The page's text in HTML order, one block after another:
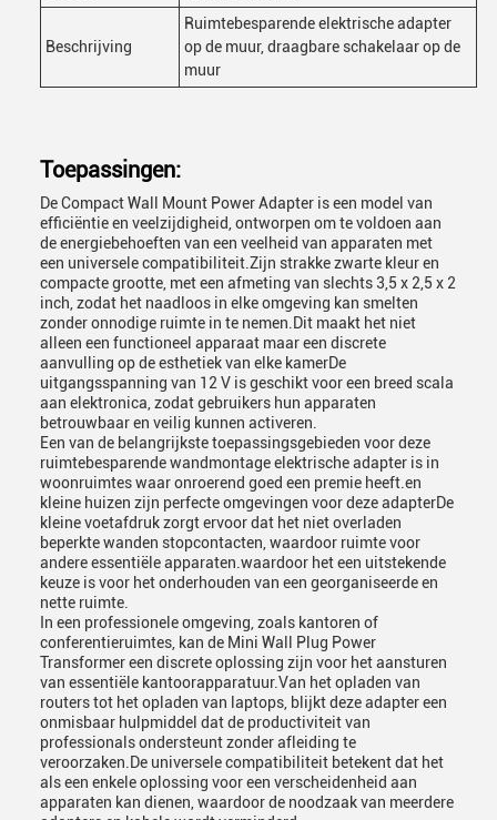
Beschrijving
Ruimtebesparende elektrische adapter
op de muur, draagbare schakelaar op de
muur
Toepassingen:
De Compact Wall Mount Power Adapter is een model van
efficiëntie en veelzijdigheid, ontworpen om te voldoen aan
de energiebehoeften van een veelheid van apparaten met
een universele compatibiliteit.Zijn strakke zwarte kleur en
compacte grootte, met een afmeting van slechts 3,5 x 2,5 x 2
inch, zodat het naadloos in elke omgeving kan smelten
zonder onnodige ruimte in te nemen.Dit maakt het niet
alleen een functioneel apparaat maar een discrete
aanvulling op de esthetiek van elke kamerDe
uitgangsspanning van 12 V is geschikt voor een breed scala
aan elektronica, zodat gebruikers hun apparaten
betrouwbaar en veilig kunnen activeren.
Een van de belangrijkste toepassingsgebieden voor deze
ruimtebesparende wandmontage elektrische adapter is in
woonruimtes waar onroerend goed een premie heeft.en
kleine huizen zijn perfecte omgevingen voor deze adapterDe
kleine voetafdruk zorgt ervoor dat het niet overladen
beperkte wanden stopcontacten, waardoor ruimte voor
andere essentiële apparaten.waardoor het een uitstekende
keuze is voor het onderhouden van een georganiseerde en
nette ruimte.
In een professionele omgeving, zoals kantoren of
conferentieruimtes, kan de Mini Wall Plug Power
Transformer een discrete oplossing zijn voor het aansturen
van essentiële kantoorapparatuur.Van het opladen van
routers tot het opladen van laptops, blijkt deze adapter een
onmisbaar hulpmiddel dat de productiviteit van
professionals ondersteunt zonder afleiding te
veroorzaken.De universele compatibiliteit betekent dat het
als een enkele oplossing voor een verscheidenheid aan
apparaten kan dienen, waardoor de noodzaak van meerdere